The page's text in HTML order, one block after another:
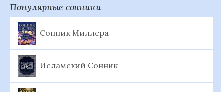
Популярные сонники
Сонник Миллера
Исламский Сонник